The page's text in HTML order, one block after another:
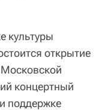
культуры
открытие
концертный
поддержке